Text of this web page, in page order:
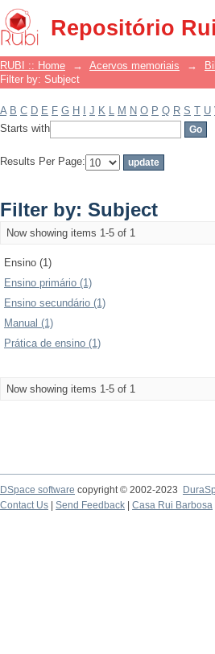
Repositório
Filter by: Subject
RUBI :: Home → Acervos memoriais →
Filter by: Subject
A B C D E F G H J K L M N O P Q R S T U
Starts with
Results Per Page:
Filter by: Subject
Now showing items 1-5 of 1
Ensino (1)
Ensino primário (1)
Ensino secundário (1)
Manual (1)
Prática de ensino (1)
Now showing items 1-5 of 1
DSpace software copyright © 2002-2023
Contact Us
Send Feedback Casa Rui Barbosa